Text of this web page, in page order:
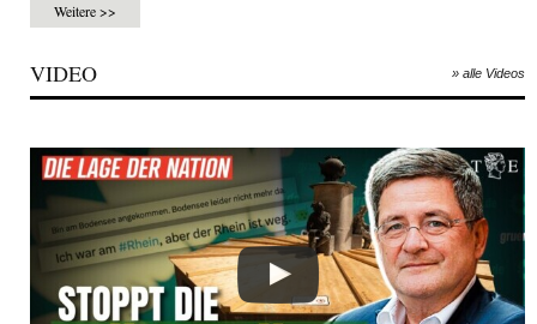
Weitere >>
VIDEO » alle Videos